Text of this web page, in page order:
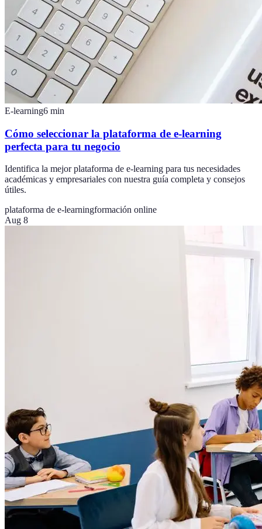
E-learning6 min
Cómo seleccionar la plataforma de e-learning
perfecta para tu negocio
Identifica la mejor plataforma de e-learning para tus necesidades
académicas y empresariales con nuestra guía completa y consejos
útiles.
plataforma de e-learningformación online
Aug 8